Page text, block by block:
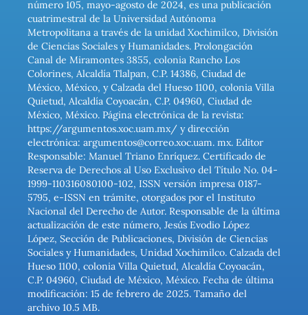
número 105, mayo-agosto de 2024, es una publicación
cuatrimestral de la Universidad Autónoma
Metropolitana a través de la unidad Xochimilco, División
de Ciencias Sociales y Humanidades. Prolongación
Canal de Miramontes 3855, colonia Rancho Los
Colorines, Alcaldía Tlalpan, C.P. 14386, Ciudad de
México, México, y Calzada del Hueso 1100, colonia Villa
Quietud, Alcaldía Coyoacán, C.P. 04960, Ciudad de
México, México. Página electrónica de la revista:
https://argumentos.xoc.uam.mx/ y dirección
electrónica: argumentos@correo.xoc.uam. mx. Editor
Responsable: Manuel Triano Enríquez. Certificado de
Reserva de Derechos al Uso Exclusivo del Título No. 04-
1999-110316080100-102, ISSN versión impresa 0187-
5795, e-ISSN en trámite, otorgados por el Instituto
Nacional del Derecho de Autor. Responsable de la última
actualización de este número, Jesús Evodio López
López, Sección de Publicaciones, División de Ciencias
Sociales y Humanidades, Unidad Xochimilco. Calzada del
Hueso 1100, colonia Villa Quietud, Alcaldía Coyoacán,
C.P. 04960, Ciudad de México, México. Fecha de última
modificación: 15 de febrero de 2025. Tamaño del
archivo 10.5 MB.